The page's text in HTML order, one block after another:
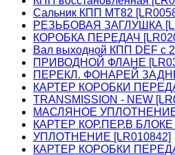
Сальник КПП МТ82
РЕЗЬБОВАЯ ЗАГЛУШКА
КОРОБКА ПЕРЕДАЧ
Вал выходной КПП DEF c
ПРИВОДНОЙ ФЛАНЕ
ПЕРЕКЛ. ФОНАРЕЙ
КАРТЕР КОРОБКИ
TRANSMISSION - NEW
МАСЛЯНОЕ УПЛОТНЕНИЕ
КАРТЕР КОР.ПЕР.В
УПЛОТНЕНИЕ [LR010842]
КАРТЕР КОРОБКИ